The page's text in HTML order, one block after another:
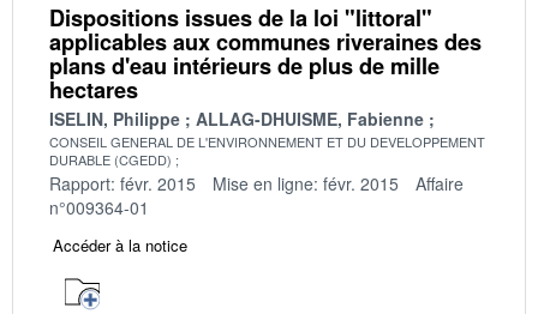
Dispositions issues de la loi "littoral"
applicables aux communes riveraines des
plans d'eau intérieurs de plus de mille
hectares
ISELIN, Philippe ALLAG-DHUISME, Fabienne
CONSEIL GENERAL DE L'ENVIRONNEMENT ET DU DEVELOPPEMENT
DURABLE (CGEDD)
Rapport: févr. 2015 Mise en ligne: févr. 2015
Affaire
n°009364-01
Accéder à la notice